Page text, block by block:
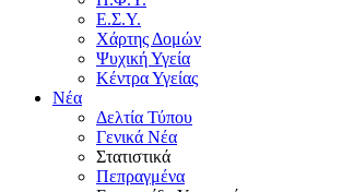
Ε.Σ.Υ.
Χάρτης Δομών
Ψυχική Υγεία
Κέντρα Υγείας
Νέα
Δελτία Τύπου
Γενικά Νέα
Στατιστικά
Πεπραγμένα